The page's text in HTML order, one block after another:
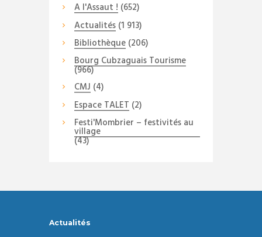
A l'Assaut ! (652)
Actualités(1 913)
Bibliothèque(206)
Bourg Cubzaguais Tourisme
(966)
CMJ (4)
Espace TALET (2)
Festi'Mombrier – festivités au
village
(43)
Actualités